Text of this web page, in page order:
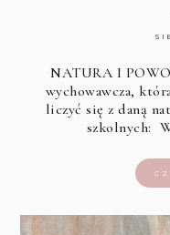
NATURA I
wychowawcza,
liczyć się z daną
szkolnych: